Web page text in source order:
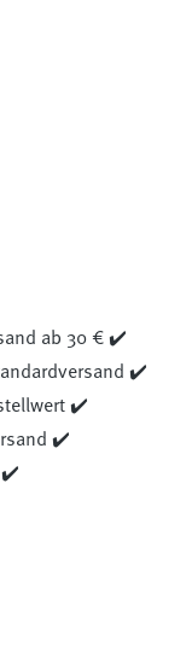
ab 30 € ✔️
✔️
✔️
✔️
✔️